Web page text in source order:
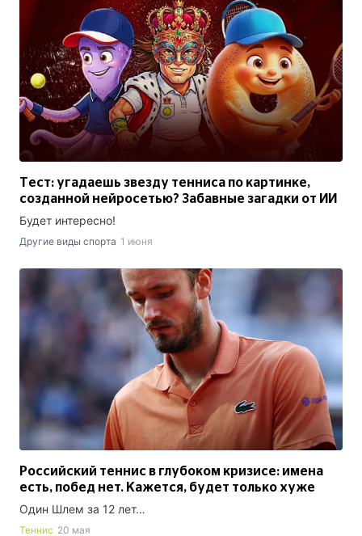
Тест: угадаешь звезду тенниса по картинке,
созданной нейросетью? Забавные загадки от ИИ
Будет интересно!
Другие виды спорта 1 июня
Российский теннис в глубоком кризисе: имена
есть, побед нет. Кажется, будет только хуже
Один Шлем за 12 лет…
Теннис 20 мая